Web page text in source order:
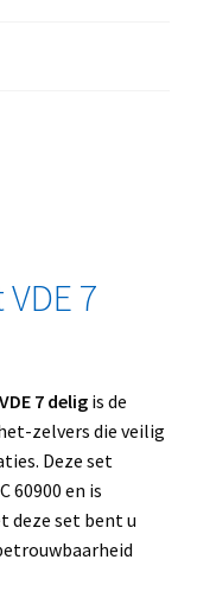
7
7 deligis de
zelvers die veilig
Deze set
60900 en is
deze set bent u